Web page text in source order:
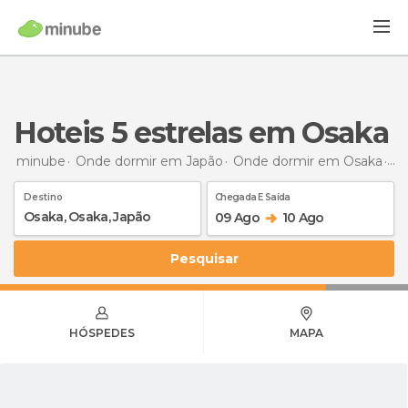
hoteis 5 estrelas em Osaka
minube Onde dormir em Japão Onde dormir em Osaka
Destino Chegada E Saída
09 Ago 10 Ago
Pesquisar
HÓSPEDES MAPA